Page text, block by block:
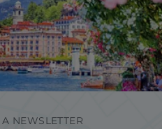
NEWSLETTER